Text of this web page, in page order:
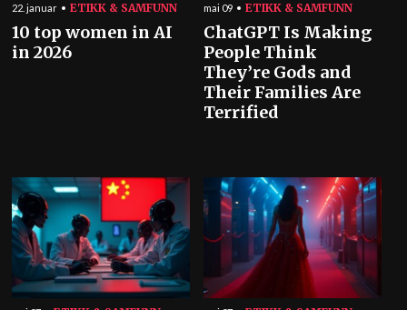
22. januar ETIKK & SAMFUNN
10 top women in AI
in 2026
mai 09 ETIKK & SAMFUNN
ChatGPT Is Making
People Think
They’re Gods and
Their Families Are
Terrified